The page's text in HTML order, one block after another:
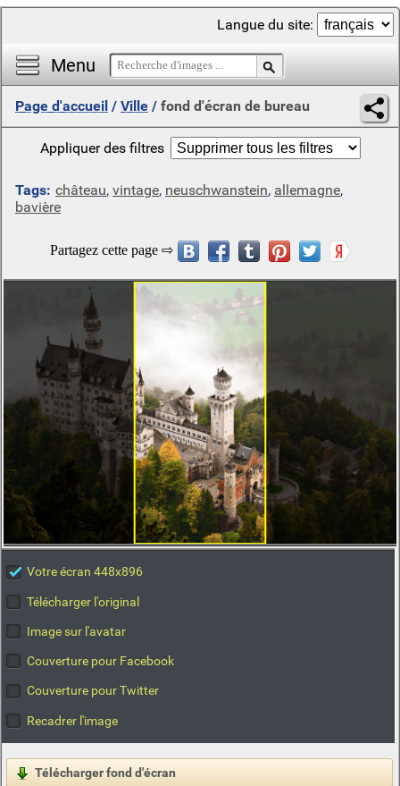
Menu
Langue du site:
Page d'accueil / Ville / fond d'écran de bureau
Appliquer des filtres
Tags: château, vintage, neuschwanstein, allemagne,
bavière
Votre écran 448x896
Télécharger l'original
Image sur l'avatar
Couverture pour Facebook
Couverture pour Twitter
Recadrer l'image
Télécharger fond d'écran